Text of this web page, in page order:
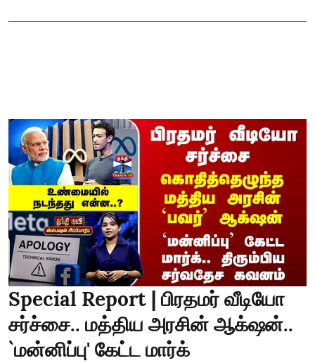
Special Report | பிரதமர் வீடியோ
சர்ச்சை.. மத்திய அரசின் ஆக்‌ஷன்..
`மன்னிப்பு' கேட்ட மார்க்